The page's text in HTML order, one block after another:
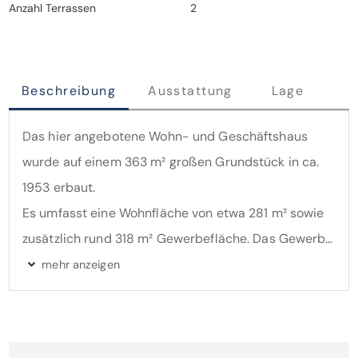
Anzahl Terrassen 2
Beschreibung Ausstattung Lage
Das hier angebotene Wohn- und Geschäftshaus
wurde auf einem 363 m² großen Grundstück in ca.
1953 erbaut.
Es umfasst eine Wohnfläche von etwa 281 m² sowie
zusätzlich rund 318 m² Gewerbefläche. Das Gewerbe
befindet sich im Erdgeschoss. Die Wohnfläche ist auf
insgesamt 3 Wohnungen aufgeteilt: zwei Wohnungen